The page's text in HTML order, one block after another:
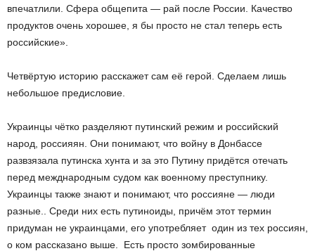
впечатлили. Сфера общепита — рай после России. Качество
продуктов очень хорошее, я бы просто не стал теперь есть
российские».
Четвёртую историю расскажет сам её герой. Сделаем лишь
небольшое предисловие.
Украинцы чётко разделяют путинский режим и российский
народ, россияян. Они понимают, что войну в Донбассе
развзязала путинска хунта и за это Путину придётся отечать
перед межднародным судом как военному преступнику.
Украинцы также знают и понимают, что россияне — люди
разные.. Среди них есть путиноиды, причём этот термин
придуман не украинцами, его употребляет один из тех россиян,
о ком рассказано выше. Есть просто зомбированные